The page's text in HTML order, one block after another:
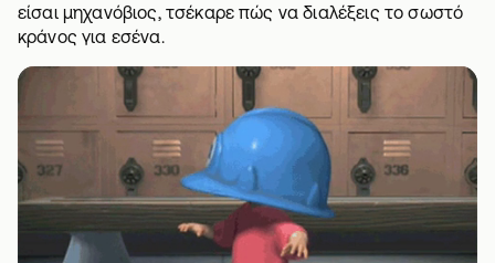
είσαι μηχανόβιος, τσέκαρεπώς να διαλέξεις το σωστό
κράνος για εσένα.